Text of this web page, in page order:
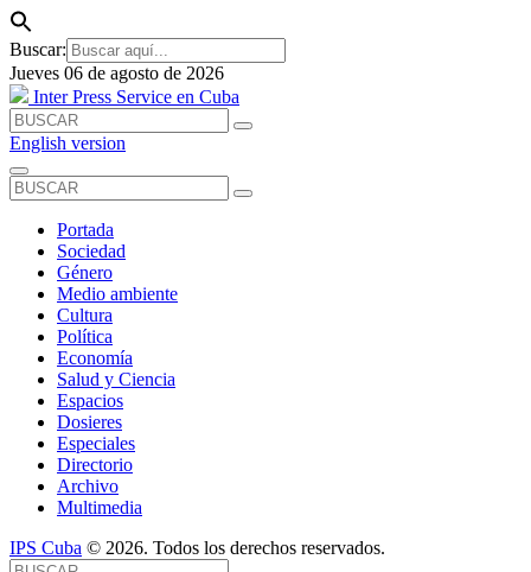
Buscar:
Jueves 06 de agosto de 2026
Inter Press Service en Cuba
English version
Portada
Sociedad
Género
Medio ambiente
Cultura
Política
Economía
Salud y Ciencia
Espacios
Dosieres
Especiales
Directorio
Archivo
Multimedia
IPS Cuba © 2026. Todos los derechos reservados.